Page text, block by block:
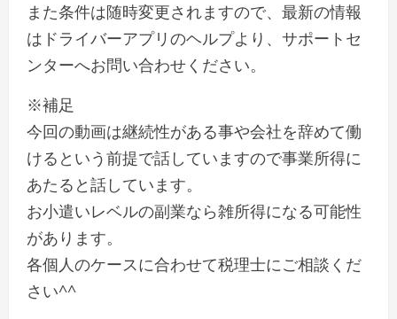
また条件は随時変更されますので、最新の情報
はドライバーアプリのヘルプより、サポートセ
ンターへお問い合わせください。
※補足
今回の動画は継続性がある事や会社を辞めて働
けるという前提で話していますので事業所得に
あたると話しています。
お小遣いレベルの副業なら雑所得になる可能性
があります。
各個人のケースに合わせて税理士にご相談くだ
さい^^